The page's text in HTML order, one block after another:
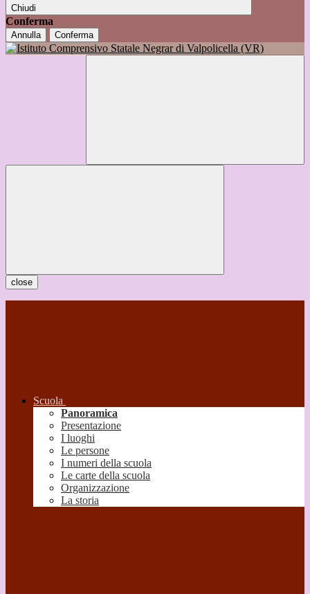
Chiudi
Conferma
Annulla Conferma
close
Scuola
Panoramica
Presentazione
I luoghi
Le persone
I numeri della scuola
Le carte della scuola
Organizzazione
La storia